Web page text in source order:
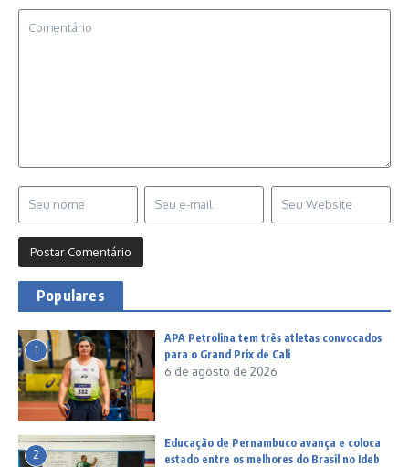
Populares
1
APA Petrolina tem três atletas convocados
para o Grand Prix de Cali
6 de agosto de 2026
2
Educação de Pernambuco avança e coloca
estado entre os melhores do Brasil no Ideb